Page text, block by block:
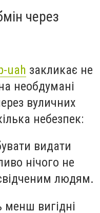
через
uah закликає не
необдумані
вуличних
небезпек:
видати
нічого не
людям.
менш вигідні